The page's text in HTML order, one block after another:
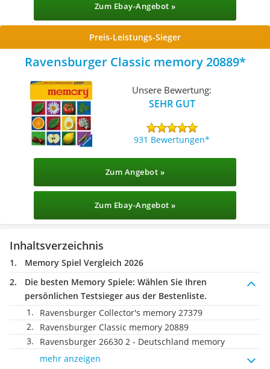
Zum Ebay-Angebot »
Preis-Leistungs-Sieger
Ravensburger Classic memory 20889
Unsere Bewertung:
SEHR GUT
931 Bewertungen
Zum Angebot »
Zum Ebay-Angebot »
Inhaltsverzeichnis
Memory Spiel Vergleich 2026
Die besten Memory Spiele: Wählen Sie Ihren
persönlichen Testsieger aus der Bestenliste.
Ravensburger Collector's memory 27379
Ravensburger Classic memory 20889
Ravensburger 26630 2 - Deutschland memory
mehr anzeigen